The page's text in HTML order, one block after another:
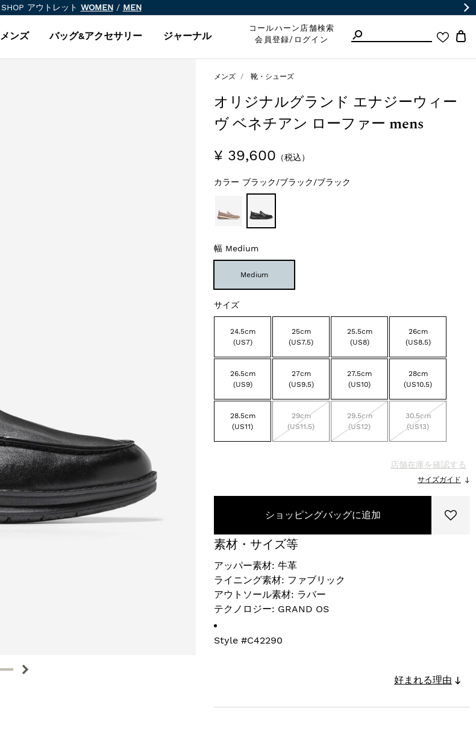
SHOP アウトレット WOMEN/ MEN
メンズ バッグ&アクセサリー ジャーナル
コールハーン店舗検索
会員登録/ログイン
メンズ 靴・シューズ
オリジナルグランド エナジーウィー
ヴ ベネチアン ローファー mens
¥ 39,600 （税込）
カラー ブラック/ブラック/ブラック
幅 Medium
Medium
サイズ
24.5cm
(US7)
25cm
(US7.5)
25.5cm
(US8)
26cm
(US8.5)
26.5cm
(US9)
27cm
(US9.5)
27.5cm
(US10)
28cm
(US10.5)
28.5cm
(US11)
29cm
(US11.5)
29.5cm
(US12)
30.5cm
(US13)
店舗在庫を確認する
サイズガイド
ショッピングバッグに追加
素材・サイズ等
アッパー素材: 牛革
ライニング素材: ファブリック
アウトソール素材: ラバー
テクノロジー: GRAND OS
Style #C42290
好まれる理由